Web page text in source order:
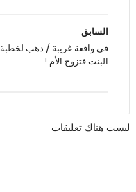
السابق
في واقعة غريبة / ذهب لخطبة
البنت فتزوج الأم !
ليست هناك تعليقات